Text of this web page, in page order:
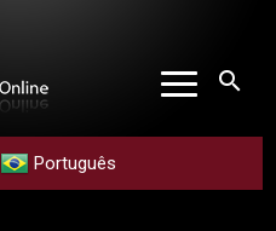
search
Português